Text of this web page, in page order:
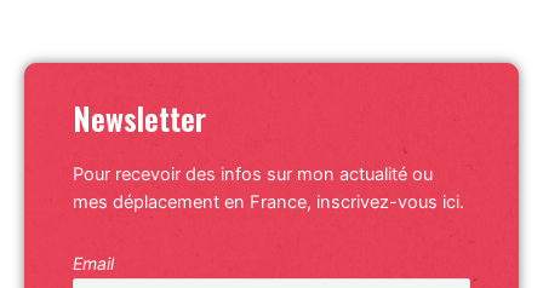
Newsletter
Pour recevoir des infos sur mon actualité ou
mes déplacement en France, inscrivez-vous ici.
Email